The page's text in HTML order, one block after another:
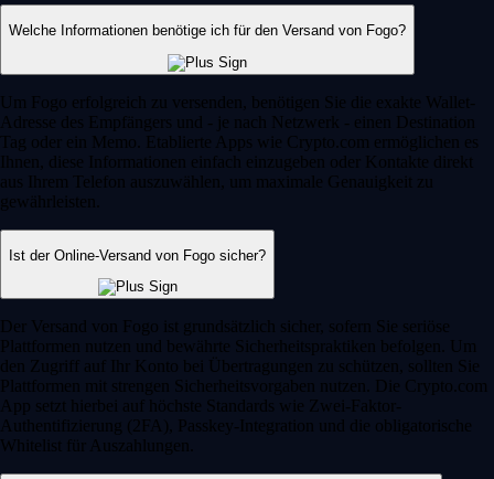
Welche Informationen benötige ich für den Versand von Fogo?
Um Fogo erfolgreich zu versenden, benötigen Sie die exakte Wallet-
Adresse des Empfängers und - je nach Netzwerk - einen Destination
Tag oder ein Memo. Etablierte Apps wie Crypto.com ermöglichen es
Ihnen, diese Informationen einfach einzugeben oder Kontakte direkt
aus Ihrem Telefon auszuwählen, um maximale Genauigkeit zu
gewährleisten.
Ist der Online-Versand von Fogo sicher?
Der Versand von Fogo ist grundsätzlich sicher, sofern Sie seriöse
Plattformen nutzen und bewährte Sicherheitspraktiken befolgen. Um
den Zugriff auf Ihr Konto bei Übertragungen zu schützen, sollten Sie
Plattformen mit strengen Sicherheitsvorgaben nutzen. Die Crypto.com
App setzt hierbei auf höchste Standards wie Zwei-Faktor-
Authentifizierung (2FA), Passkey-Integration und die obligatorische
Whitelist für Auszahlungen.